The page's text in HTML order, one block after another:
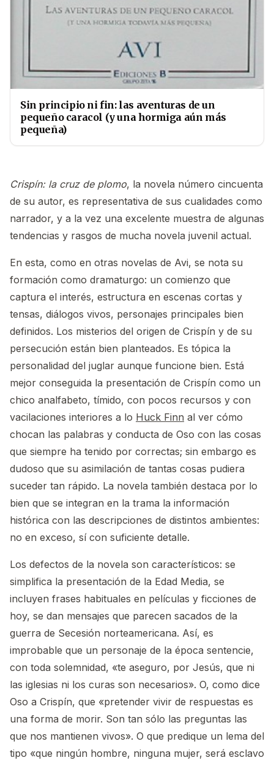
Sin principio ni fin: las aventuras de un
pequeño caracol (y una hormiga aún más
pequeña)
Crispín: la cruz de plomo, la novela número cincuenta
de su autor, es representativa de sus cualidades como
narrador, y a la vez una excelente muestra de algunas
tendencias y rasgos de mucha novela juvenil actual.
En esta, como en otras novelas de Avi, se nota su
formación como dramaturgo: un comienzo que
captura el interés, estructura en escenas cortas y
tensas, diálogos vivos, personajes principales bien
definidos. Los misterios del origen de Crispín y de su
persecución están bien planteados. Es tópica la
personalidad del juglar aunque funcione bien. Está
mejor conseguida la presentación de Crispín como un
chico analfabeto, tímido, con pocos recursos y con
vacilaciones interiores a lo Huck Finn al ver cómo
chocan las palabras y conducta de Oso con las cosas
que siempre ha tenido por correctas; sin embargo es
dudoso que su asimilación de tantas cosas pudiera
suceder tan rápido. La novela también destaca por lo
bien que se integran en la trama la información
histórica con las descripciones de distintos ambientes:
no en exceso, sí con suficiente detalle.
Los defectos de la novela son característicos: se
simplifica la presentación de la Edad Media, se
incluyen frases habituales en películas y ficciones de
hoy, se dan mensajes que parecen sacados de la
guerra de Secesión norteamericana. Así, es
improbable que un personaje de la época sentencie,
con toda solemnidad, «te aseguro, por Jesús, que ni
las iglesias ni los curas son necesarios». O, como dice
Oso a Crispín, que «pretender vivir de respuestas es
una forma de morir. Son tan sólo las preguntas las
que nos mantienen vivos». O que predique un lema del
tipo «que ningún hombre, ninguna mujer, será esclavo